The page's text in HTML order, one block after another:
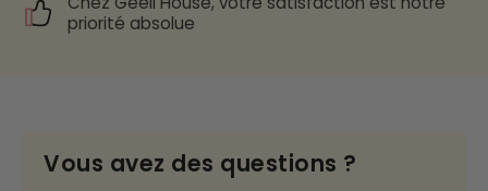
priorité absolue
Vous avez des questions ?